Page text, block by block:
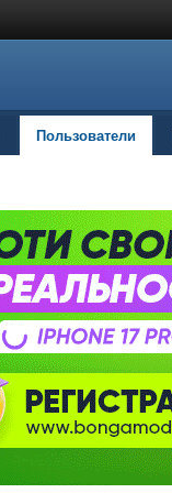
Пользователи